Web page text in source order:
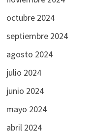
octubre 2024
septiembre 2024
agosto 2024
julio 2024
junio 2024
mayo 2024
abril 2024